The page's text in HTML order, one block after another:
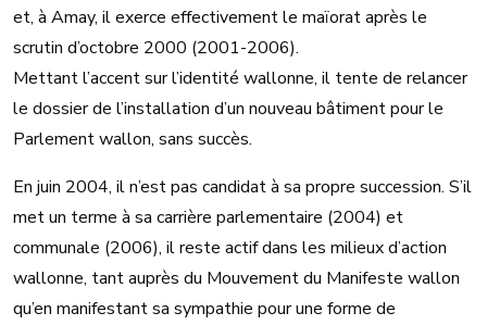
et, à Amay, il exerce effectivement le maïorat après le
scrutin d’octobre 2000 (2001-2006).
Mettant l’accent sur l’identité wallonne, il tente de relancer
le dossier de l’installation d’un nouveau bâtiment pour le
Parlement wallon, sans succès.
En juin 2004, il n’est pas candidat à sa propre succession. S’il
met un terme à sa carrière parlementaire (2004) et
communale (2006), il reste actif dans les milieux d’action
wallonne, tant auprès du Mouvement du Manifeste wallon
qu’en manifestant sa sympathie pour une forme de